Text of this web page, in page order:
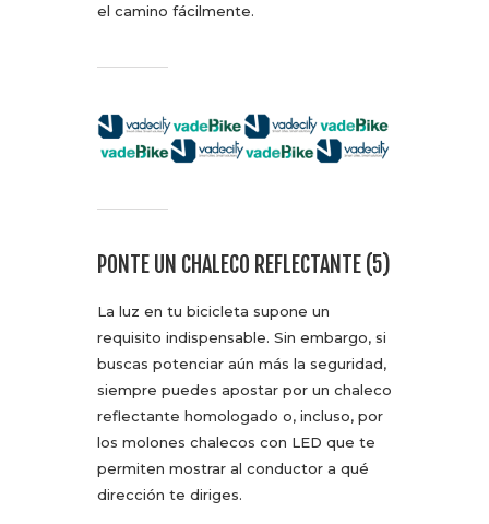
el camino fácilmente.
PONTE UN CHALECO REFLECTANTE (5)
La luz en tu bicicleta supone un
requisito indispensable. Sin embargo, si
buscas potenciar aún más la seguridad,
siempre puedes apostar por un chaleco
reflectante homologado o, incluso, por
los molones chalecos con LED que te
permiten mostrar al conductor a qué
dirección te diriges.